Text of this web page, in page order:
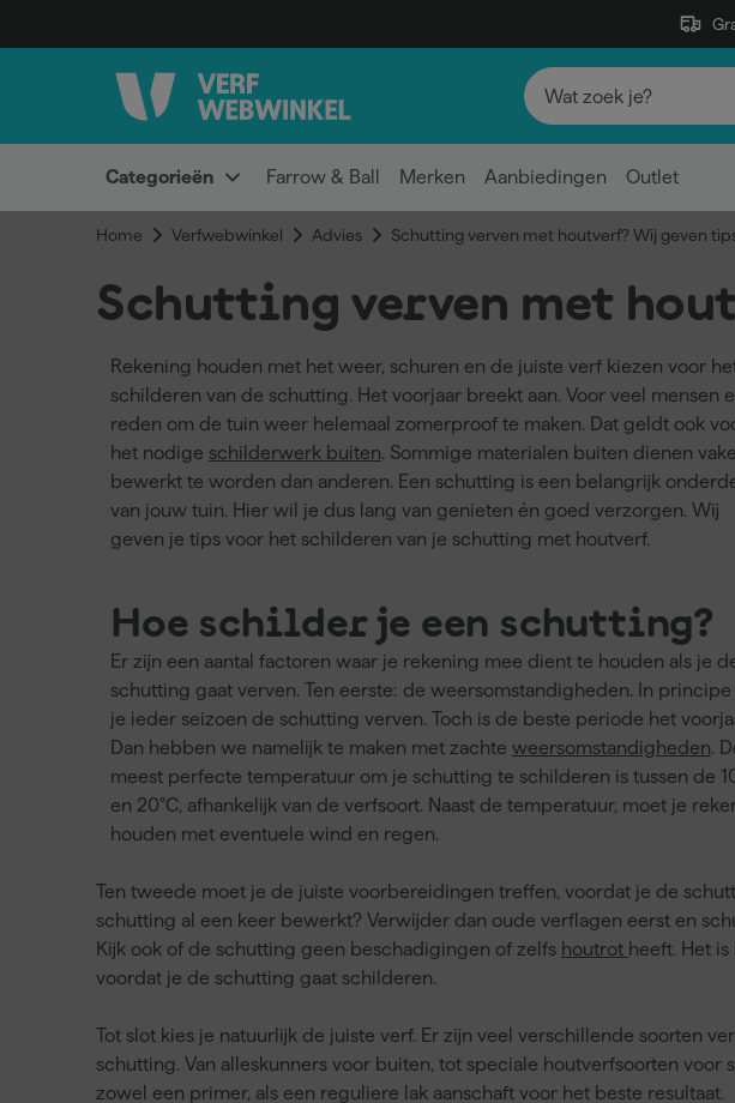
Categorieën Farrow & Ball Merken Aanbiedingen Outlet
Home Verfwebwinkel Advies Schutting verven met houtverf? Wij geven
Schutting verven met
Rekening houden met het weer, schuren en de juiste verf kiezen voor
schilderen van de schutting. Het voorjaar breekt aan. Voor veel mensen
reden om de tuin weer helemaal zomerproof te maken. Dat geldt ook
het nodige schilderwerk buiten. Sommige materialen buiten dienen
bewerkt te worden dan anderen. Een schutting is een belangrijk
van jouw tuin. Hier wil je dus lang van genieten én goed verzorgen. Wij
geven je tips voor het schilderen van je schutting met houtverf.
Hoe schilder je een schutting?
Er zijn een aantal factoren waar je rekening mee dient te houden als je
schutting gaat verven. Ten eerste: de weersomstandigheden. In principe
je ieder seizoen de schutting verven. Toch is de beste periode het
Dan hebben we namelijk te maken met zachte weersomstandigheden.
meest perfecte temperatuur om je schutting te schilderen is tussen de
en 20°C, afhankelijk van de verfsoort. Naast de temperatuur, moet je
houden met eventuele wind en regen.
Ten tweede moet je de juiste voorbereidingen treffen, voordat je de
schutting al een keer bewerkt? Verwijder dan oude verflagen eerst en
Kijk ook of de schutting geen beschadigingen of zelfs houtrot heeft. Het
voordat je de schutting gaat schilderen.
Tot slot kies je natuurlijk de juiste verf. Er zijn veel verschillende soorten
schutting. Van alleskunners voor buiten, tot speciale houtverfsoorten voor
zowel een primer, als een reguliere lak aanschaft voor het beste resultaat.